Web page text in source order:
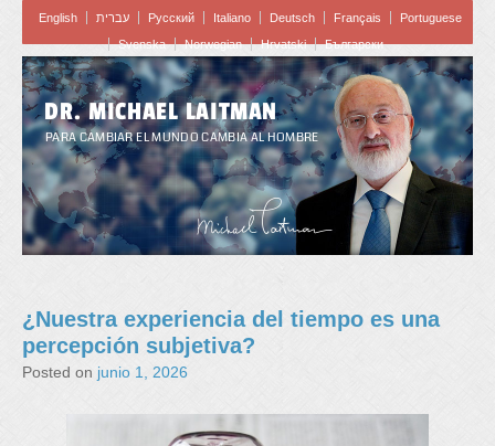
English עברית Pусский Italiano Deutsch Français
Portuguese
Svenska
Norwegian Hrvatski Български
DR. MICHAEL LAITMAN
PARA CAMBIAR EL MUNDO CAMBIA AL HOMBRE
¿Nuestra experiencia del tiempo es una
percepción subjetiva?
Posted on junio 1, 2026